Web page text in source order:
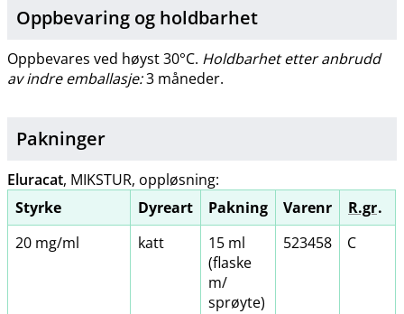
Oppbevaring og holdbarhet
Oppbevares ved høyst 30°C. Holdbarhet etter anbrudd
av indre emballasje:3 måneder.
Pakninger
Eluracat, MIKSTUR, oppløsning:
Styrke
Dyreart Pakning Varenr R.gr.
20 mg/ml
katt
15 ml
(flaske
m​/​
sprøyte)
523458 C